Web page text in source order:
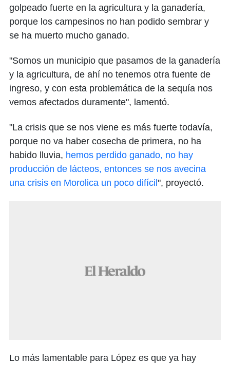
golpeado fuerte en la agricultura y la ganadería,
porque los campesinos no han podido sembrar y
se ha muerto mucho ganado.
"Somos un municipio que pasamos de la ganadería
y la agricultura, de ahí no tenemos otra fuente de
ingreso, y con esta problemática de la sequía nos
vemos afectados duramente", lamentó.
"La crisis que se nos viene es más fuerte todavía,
porque no va haber cosecha de primera, no ha
habido lluvia, hemos perdido ganado, no hay
producción de lácteos, entonces se nos avecina
una crisis en Morolica un poco difícil ", proyectó.
Lo más lamentable para López es que ya hay